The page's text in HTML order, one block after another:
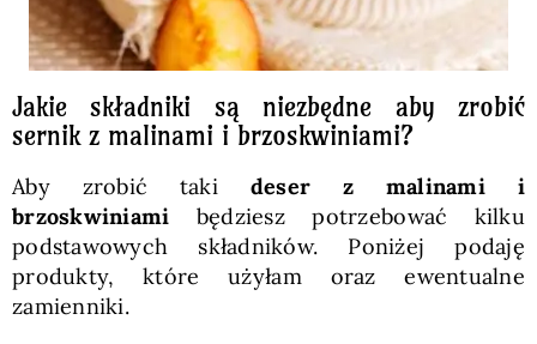
Jakie składniki są niezbędne aby zrobić
sernik z malinami i brzoskwiniami?
Aby zrobić taki deser z malinami i
brzoskwiniami będziesz potrzebować kilku
podstawowych składników. Poniżej podaję
produkty, które użyłam oraz ewentualne
zamienniki.